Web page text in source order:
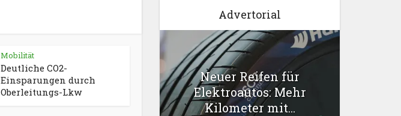
Mobilität
Deutliche CO2-
Einsparungen durch
Oberleitungs-Lkw
Advertorial
Neuer Reifen für
Elektroautos: Mehr
Kilometer mit...